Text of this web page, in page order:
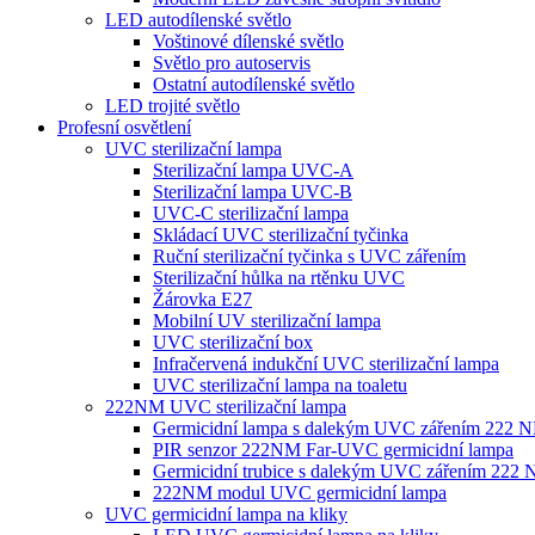
LED autodílenské světlo
Voštinové dílenské světlo
Světlo pro autoservis
Ostatní autodílenské světlo
LED trojité světlo
Profesní osvětlení
UVC sterilizační lampa
Sterilizační lampa UVC-A
Sterilizační lampa UVC-B
UVC-C sterilizační lampa
Skládací UVC sterilizační tyčinka
Ruční sterilizační tyčinka s UVC zářením
Sterilizační hůlka na rtěnku UVC
Žárovka E27
Mobilní UV sterilizační lampa
UVC sterilizační box
Infračervená indukční UVC sterilizační lampa
UVC sterilizační lampa na toaletu
222NM UVC sterilizační lampa
Germicidní lampa s dalekým UVC zářením 222
PIR senzor 222NM Far-UVC germicidní lampa
Germicidní trubice s dalekým UVC zářením 222
222NM modul UVC germicidní lampa
UVC germicidní lampa na kliky